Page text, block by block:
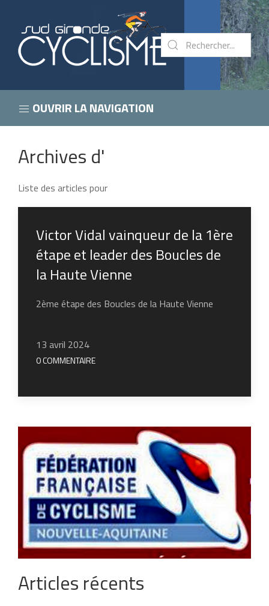
OUVRIR LA NAVIGATION
Archives d'
Liste des articles pour
Victor Vidal vainqueur de la 1ère
étape et leader des Boucles de
la Haute Vienne
2ème étape des Boucles de la Haute Vienne
13 avril 2024
0 COMMENTAIRE
Articles récents